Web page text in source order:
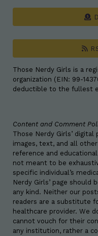
Those Nerdy Girls is a
organization (EIN: 99-
deductible to the fullest
Content and Comment
Those Nerdy Girls’
images, text, and all
reference and
not meant to be
specific individual’s
Nerdy Girls’ page should
any kind. Neither our
readers are a substitute
healthcare provider. We
cannot vouch for their
any institution, rather a